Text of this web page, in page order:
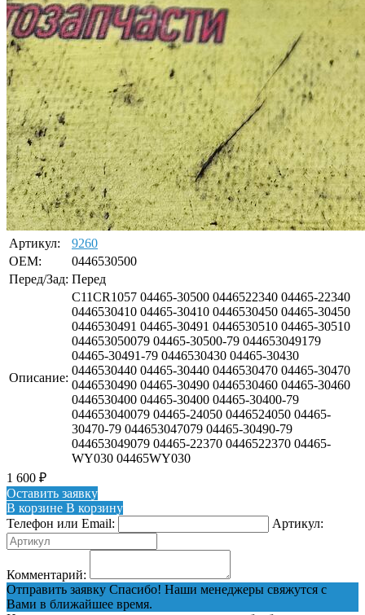
Артикул:
9260
OEM:
0446530500
Перед/Зад: Перед
Описание:
C11CR1057 04465-30500 0446522340 04465-22340
0446530410 04465-30410 0446530450 04465-30450
0446530491 04465-30491 0446530510 04465-30510
044653050079 04465-30500-79 044653049179
04465-30491-79 0446530430 04465-30430
0446530440 04465-30440 0446530470 04465-30470
0446530490 04465-30490 0446530460 04465-30460
0446530400 04465-30400 04465-30400-79
044653040079 04465-24050 0446524050 04465-
30470-79 044653047079 04465-30490-79
044653049079 04465-22370 0446522370 04465-
WY030 04465WY030
1 600 ₽
Оставить заявку
В корзине В корзину
Телефон или Email:
Артикул:
Комментарий:
Отправить заявку Спасибо! Наши менеджеры свяжутся с
Вами в ближайшее время.